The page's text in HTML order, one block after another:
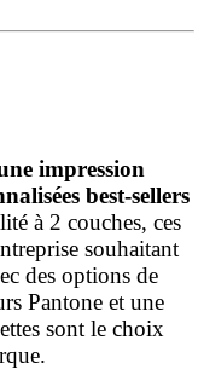
impression
best-sellers
à 2 couches, ces
souhaitant
des options de
Pantone et une
sont le choix